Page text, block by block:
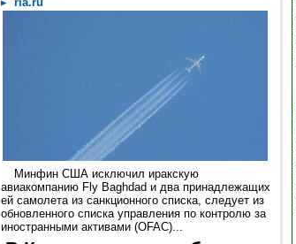
Минфин США исключил иракскую
авиакомпанию Fly Baghdad и два принадлежащих
ей самолета из санкционного списка, следует из
обновленного списка управления по контролю за
иностранными активами (OFAC)...